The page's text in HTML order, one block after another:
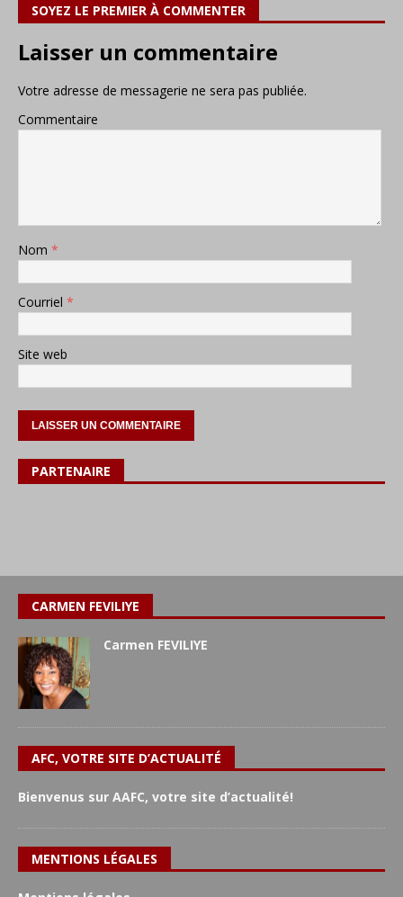
SOYEZ LE PREMIER À COMMENTER
Laisser un commentaire
Votre adresse de messagerie ne sera pas publiée.
Commentaire
Nom *
Courriel *
Site web
PARTENAIRE
CARMEN FEVILIYE
Carmen FEVILIYE
AFC, VOTRE SITE D’ACTUALITÉ
Bienvenus sur AAFC, votre site d’actualité!
MENTIONS LÉGALES